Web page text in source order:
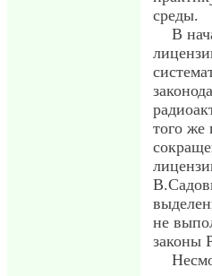
среды.
В
того же
не
законы